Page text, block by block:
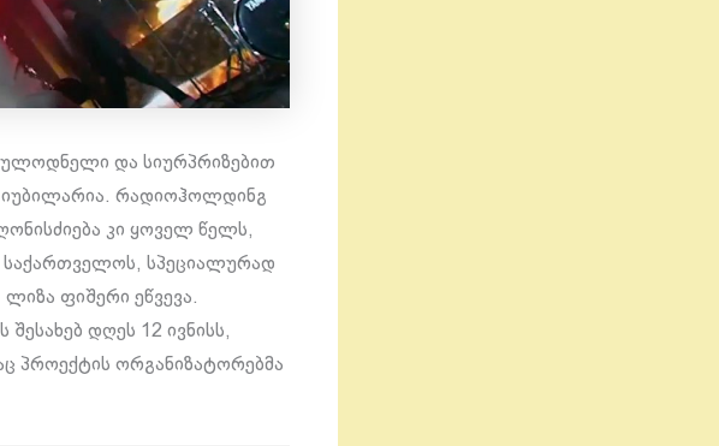
და სიურპრიზებით
იუბილარია. რადიოჰოლდინგ
კი ყოველ წელს,
საქართველოს, სპეციალურად
ფიშერი ეწვევა.
დღეს 12 ივნისს,
პროექტის ორგანიზატორებმა